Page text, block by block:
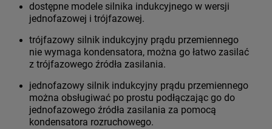
dostępne modele silnika indukcyjnego w wersji
jednofazowej i trójfazowej.
trójfazowy silnik indukcyjny prądu przemiennego
nie wymaga kondensatora, można go łatwo zasilać
z trójfazowego źródła zasilania.
jednofazowy silnik indukcyjny prądu przemiennego
można obsługiwać po prostu podłączając go do
jednofazowego źródła zasilania za pomocą
kondensatora rozruchowego.